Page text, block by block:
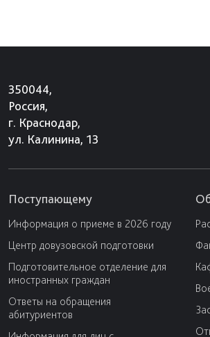
350044,
Россия,
г. Краснодар,
ул. Калинина, 13
Поступающему
Информация о приеме в 2026 году
Центр довузовской подготовки
Подготовительное отделение для
иностранных граждан
Ответы на обращения
абитуриентов